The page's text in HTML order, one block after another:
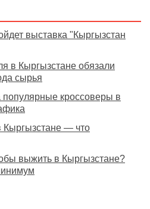
выставка "Кыргызстан
в Кыргызстане обязали
сырья
популярные кроссоверы в
Кыргызстане — что
выжить в Кыргызстане?